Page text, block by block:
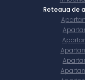
Reteaua de